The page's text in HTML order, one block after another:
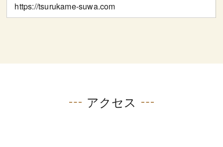
https://tsurukame-suwa.com
アクセス